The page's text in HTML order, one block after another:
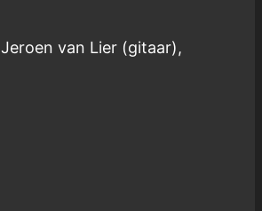
van Lier (gitaar),